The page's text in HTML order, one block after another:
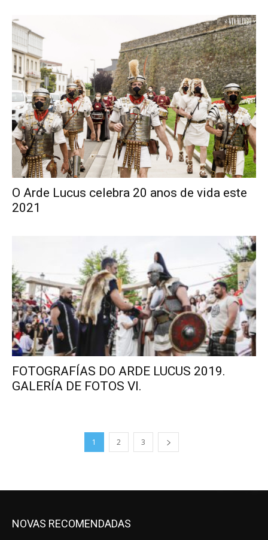
O Arde Lucus celebra 20 anos de vida este
2021
FOTOGRAFÍAS DO ARDE LUCUS 2019.
GALERÍA DE FOTOS VI.
1 2 3
NOVAS RECOMENDADAS